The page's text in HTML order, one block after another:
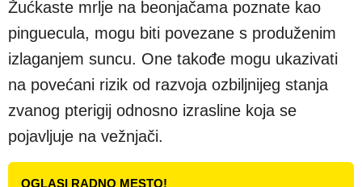
Žućkaste mrlje na beonjačama poznate kao
pinguecula, mogu biti povezane s produženim
izlaganjem suncu. One takođe mogu ukazivati ​​
na povećani rizik od razvoja ozbiljnijeg stanja
zvanog pterigij odnosno izrasline koja se
pojavljuje na vežnjači.
OGLASI RADNO MESTO!